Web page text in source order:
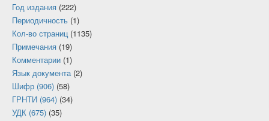
Год издания (222)
Периодичность (1)
Кол-во страниц (1135)
Примечания (19)
Комментарии (1)
Язык документа(2)
Шифр (906) (58)
ГРНТИ (964) (34)
УДК (675) (35)